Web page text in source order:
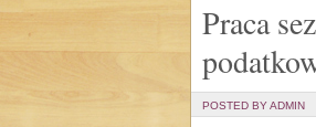
Praca
POSTED BY ADMIN